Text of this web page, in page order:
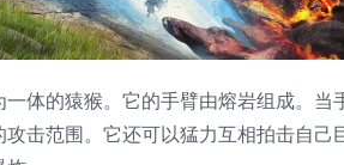
的猿猴。它的手臂由熔岩组成。当
击范围。它还可以猛力互相拍击自